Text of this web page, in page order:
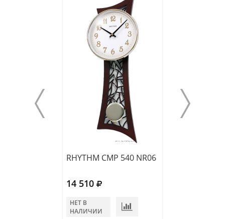
RHYTHM CMP 540 NR06
14 510
НЕТ В
НАЛИЧИИ